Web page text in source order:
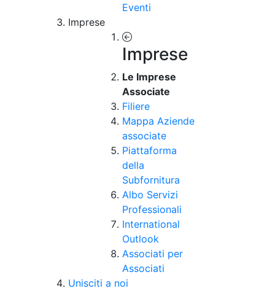
Eventi
Imprese
Imprese
Le Imprese
Associate
Filiere
Mappa Aziende
associate
Piattaforma
della
Subfornitura
Albo Servizi
Professionali
International
Outlook
Associati per
Associati
Unisciti a noi